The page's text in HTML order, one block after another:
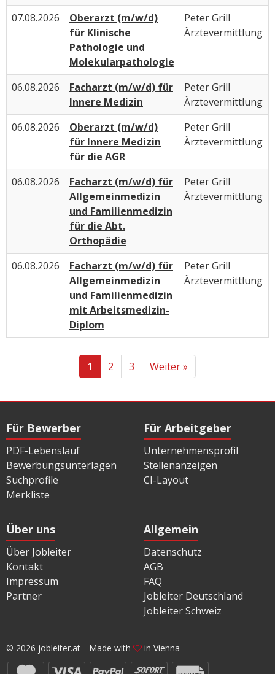
07.08.2026
Oberarzt (m/w/d)
für Klinische
Pathologie und
Molekularpathologie
Peter Grill
Ärztevermittlung
06.08.2026
Facharzt (m/w/d) für
Innere Medizin
Peter Grill
Ärztevermittlung
06.08.2026
Oberarzt (m/w/d)
für Innere Medizin
für die AGR
Peter Grill
Ärztevermittlung
06.08.2026
Facharzt (m/w/d) für
Allgemeinmedizin
und Familienmedizin
für die Abt.
Orthopädie
Peter Grill
Ärztevermittlung
06.08.2026
Facharzt (m/w/d) für
Allgemeinmedizin
und Familienmedizin
mit Arbeitsmedizin-
Diplom
Peter Grill
Ärztevermittlung
1 2 3 Weiter »
Für Bewerber
PDF-Lebenslauf
Bewerbungsunterlagen
Suchprofile
Merkliste
Für Arbeitgeber
Unternehmensprofil
Stellenanzeigen
CI-Layout
Über uns
Über Jobleiter
Kontakt
Impressum
Partner
Allgemein
Datenschutz
AGB
FAQ
Jobleiter Deutschland
Jobleiter Schweiz
© 2026 jobleiter.at Made with in Vienna